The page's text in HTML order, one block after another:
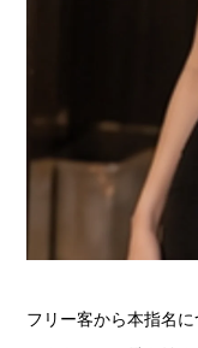
› Madame 2nd
› VIVIDCREW
› VIVIDCREW
お給料・待遇・
› 最低時給5,000
› 完全自由出勤制
› お得な特典
フリー客から本指名